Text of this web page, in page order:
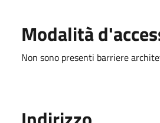
Modalità
Non sono presenti barriere